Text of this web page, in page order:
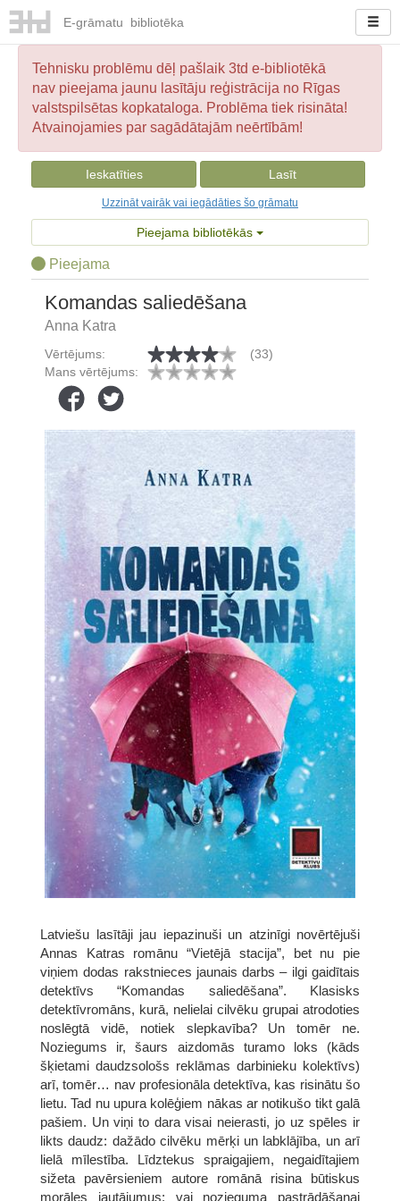
E-grāmatu bibliotēka
Tehnisku problēmu dēļ pašlaik 3td e-bibliotēkā
nav pieejama jaunu lasītāju reģistrācija no Rīgas
valstspilsētas kopkataloga. Problēma tiek risināta!
Atvainojamies par sagādātajām neērtībām!
Ieskatīties Lasīt
Uzzināt vairāk vai iegādāties šo grāmatu
Pieejama bibliotēkās
Pieejama
Komandas saliedēšana
Anna Katra
Vērtējums:
(33)
Mans vērtējums:
Latviešu lasītāji jau iepazinuši un atzinīgi novērtējuši
Annas Katras romānu “Vietējā stacija”, bet nu pie
viņiem dodas rakstnieces jaunais darbs – ilgi gaidītais
detektīvs “Komandas saliedēšana”. Klasisks
detektīvromāns, kurā, nelielai cilvēku grupai atrodoties
noslēgtā vidē, notiek slepkavība? Un tomēr ne.
Noziegums ir, šaurs aizdomās turamo loks (kāds
šķietami daudzsološs reklāmas darbinieku kolektīvs)
arī, tomēr… nav profesionāla detektīva, kas risinātu šo
lietu. Tad nu upura kolēģiem nākas ar notikušo tikt galā
pašiem. Un viņi to dara visai neierasti, jo uz spēles ir
likts daudz: dažādo cilvēku mērķi un labklājība, un arī
lielā mīlestība. Līdztekus spraigajiem, negaidītajiem
sižeta pavērsieniem autore romānā risina būtiskus
morāles jautājumus: vai nozieguma pastrādāšanai